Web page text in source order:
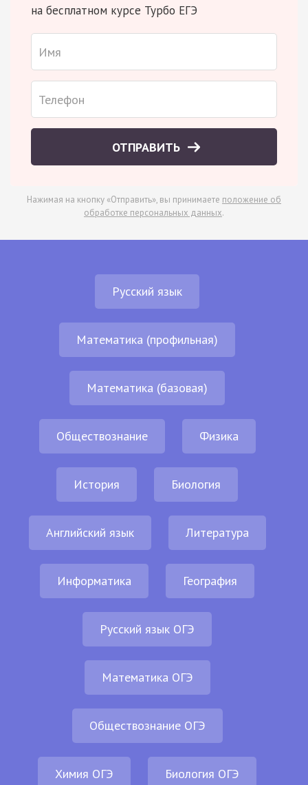
на бесплатном курсе Турбо ЕГЭ
ОТПРАВИТЬ
Нажимая на кнопку «Отправить», вы принимаете положение об
обработке персональных данных.
Русский язык
Математика (профильная)
Математика (базовая)
Обществознание Физика
История Биология
Английский язык Литература
Информатика География
Русский язык ОГЭ
Математика ОГЭ
Обществознание ОГЭ
Химия ОГЭ Биология ОГЭ